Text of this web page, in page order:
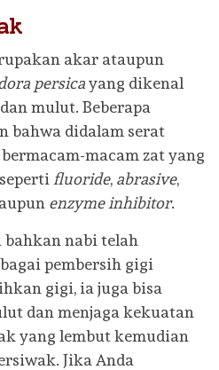
akar ataupun
persicayang dikenal
mulut. Beberapa
bahwa didalam serat
macam zat yang
fluoride, abrasive,
enzyme inhibitor.
bahkan nabi telah
pembersih gigi
gigi, ia juga bisa
dan menjaga kekuatan
yang lembut kemudian
Jika Anda